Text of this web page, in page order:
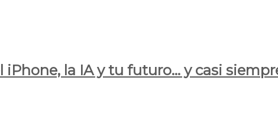
la IA y tu futuro… y casi